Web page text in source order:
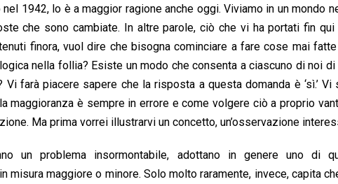
1942, lo è a maggior ragione anche oggi. Viviamo in un mondo
che sono cambiate. In altre parole, ciò che vi ha portati fin qui
finora, vuol dire che bisogna cominciare a fare cose mai fatte
nella follia? Esiste un modo che consenta a ciascuno di noi
farà piacere sapere che la risposta a questa domanda è ‘sì.’ Vi
maggioranza è sempre in errore e come volgere ciò a proprio
Ma prima vorrei illustrarvi un concetto, un’osservazione
un problema insormontabile, adottano in genere uno di
maggiore o minore. Solo molto raramente, invece, capita